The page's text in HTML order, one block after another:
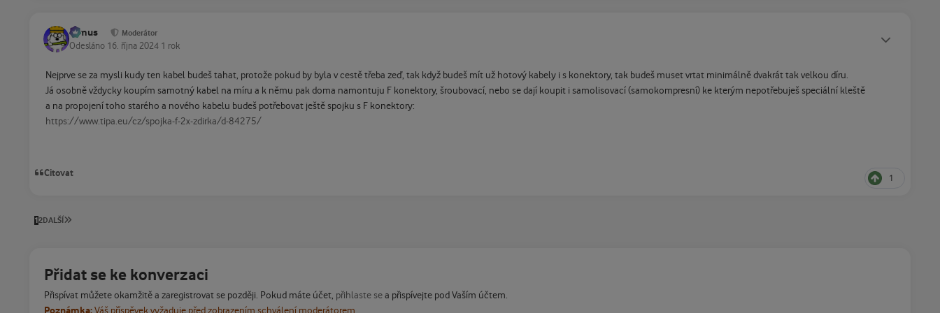
tomus Moderátor
Odesláno 16. října 2024 1 rok
Nejprve se za mysli kudy ten kabel budeš tahat, protože pokud by byla v cestě třeba zeď, tak když budeš mít už hotový kabely i s konektory, tak budeš muset vrtat minimálně dvakrát tak velkou díru.
Já osobně vždycky koupím samotný kabel na míru a k němu pak doma namontuju F konektory, šroubovací, nebo se dají koupit i samolisovací (samokompresní) ke kterým nepotřebuješ speciální kleště
a na propojení toho starého a nového kabelu budeš potřebovat ještě spojku s F konektory:
https://www.tipa.eu/cz/spojka-f-2x-zdirka/d-84275/
Citovat 1
12DALŠÍ
Přidat se ke konverzaci
Přispívat můžete okamžitě a zaregistrovat se později. Pokud máte účet, přihlaste sea přispívejte pod Vaším účtem.
Poznámka: